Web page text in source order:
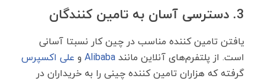
3. دسترسی آسان به تامین کنندگان
یافتن تامین کننده مناسب در چین کار نسبتا آسانی
است. از پلتفرم‌های آنلاین مانند Alibaba و علی اکسپرس
گرفته که هزاران تامین کننده چینی را به خریداران در